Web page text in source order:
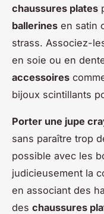
chaussures plates
ballerines en satin
strass. Associez-
en soie ou en
accessoires
bijoux scintillants
Porter une jupe
sans paraître trop
possible avec les
judicieusement la
en associant des
des chaussures